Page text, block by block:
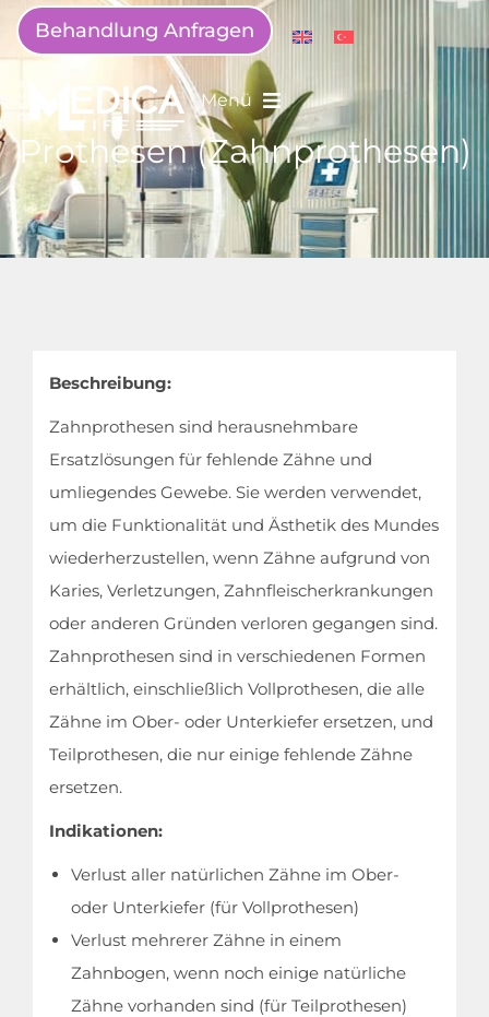
Behandlung Anfragen
Menü
Prothesen (Zahnprothesen)
Beschreibung:
Zahnprothesen sind herausnehmbare
Ersatzlösungen für fehlende Zähne und
umliegendes Gewebe. Sie werden verwendet,
um die Funktionalität und Ästhetik des Mundes
wiederherzustellen, wenn Zähne aufgrund von
Karies, Verletzungen, Zahnfleischerkrankungen
oder anderen Gründen verloren gegangen sind.
Zahnprothesen sind in verschiedenen Formen
erhältlich, einschließlich Vollprothesen, die alle
Zähne im Ober- oder Unterkiefer ersetzen, und
Teilprothesen, die nur einige fehlende Zähne
ersetzen.
Indikationen:
Verlust aller natürlichen Zähne im Ober-
oder Unterkiefer (für Vollprothesen)
Verlust mehrerer Zähne in einem
Zahnbogen, wenn noch einige natürliche
Zähne vorhanden sind (für Teilprothesen)